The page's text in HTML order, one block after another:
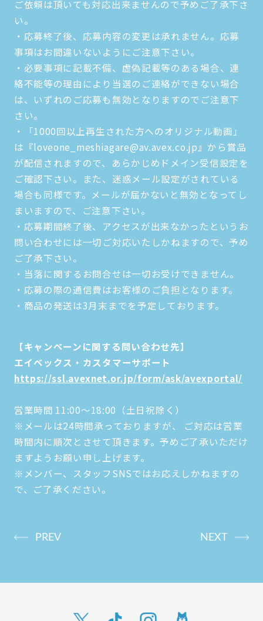
ご依頼は頂いても対応出来ませんので予めご了承下さ
い。
・応募終了後、応募内容の変更は承れません。応募
事項はお間違いないようにご注意下さい。
・必要事項に記載不備、虚偽記載等のある場合、連
絡不能等の理由により当選のご連絡ができない場合
は、いずれのご応募も無効となりますのでご注意下
さい。
・「1000回以上再生された方へのオリジナル動画」
は『loveone_meshiagare@av.avex.co.jp』から賞品
が配信されますので、あらかじめドメイン受信設定を
ご確認下さい。また、迷惑メール設定がされている
場合も同様です。メールが届かないと無効となってし
まいますので、ご注意下さい。
・応募期間終了後、アクセスが出来なかったというお
問い合わせには一切ご対応いたしかねますので、予め
ご了承下さい。
・当落に関するお問合せは一切お受けできません。
・応募の際の通信費はお客様のご負担となります。
・商品の発送は3月末までを予定しております。
【キャンペーンに関する問い合わせ先】
エイベックス・カスタマーサポート
https://ssl.avexnet.or.jp/form/ask/avexportal/
営業時間 11:00～18:00（土日祝除く）
※メールは24時間承っておりますが、 ご対応は営業
時間内に順次とさせて頂きます。予めご了承いただけ
ますようお願い申し上げます。
※メンバー、スタッフSNSではお応えしかねますの
で、ご了承ください。
PREV NEXT